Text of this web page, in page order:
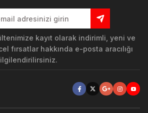
kayıt olarak indirimli, yeni ve
fırsatlar hakkında e-posta aracılığı